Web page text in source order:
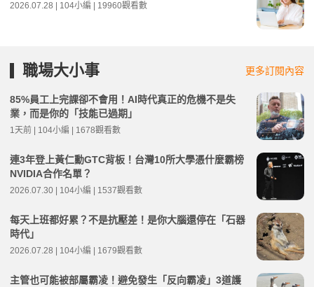
2026.07.28 | 104小編 | 19960觀看數
職場大小事 更多訂閱內容
85%員工上完課卻不會用！AI時代真正的危機不是失
業，而是你的「技能已過期」
1天前 | 104小編 | 1678觀看數
連3年登上黃仁勳GTC背板！台灣10所大學憑什麼霸榜
NVIDIA合作名單？
2026.07.30 | 104小編 | 1537觀看數
每天上班都好累？不是抗壓差！是你大腦還停在「石器
時代」
2026.07.28 | 104小編 | 1679觀看數
主管也可能被部屬霸凌！避免發生「反向霸凌」3道護